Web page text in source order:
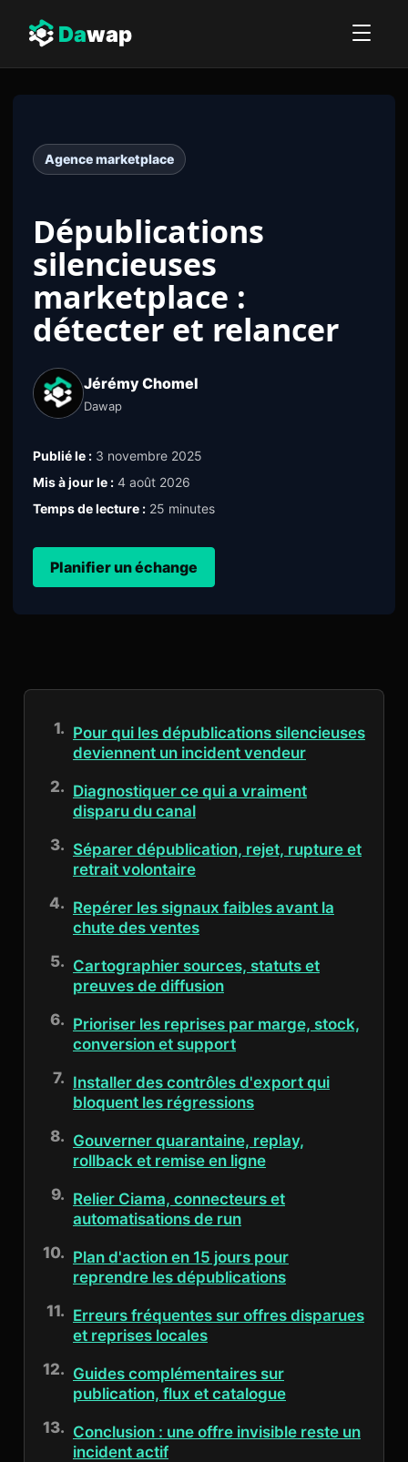
Dawap
Agence marketplace
Dépublications
silencieuses
marketplace :
détecter et relancer
Jérémy Chomel
Dawap
Publié le : 3 novembre 2025
Mis à jour le : 4 août 2026
Temps de lecture : 25 minutes
Planifier un échange
Pour qui les dépublications silencieuses
deviennent un incident vendeur
Diagnostiquer ce qui a vraiment
disparu du canal
Séparer dépublication, rejet, rupture et
retrait volontaire
Repérer les signaux faibles avant la
chute des ventes
Cartographier sources, statuts et
preuves de diffusion
Prioriser les reprises par marge, stock,
conversion et support
Installer des contrôles d'export qui
bloquent les régressions
Gouverner quarantaine, replay,
rollback et remise en ligne
Relier Ciama, connecteurs et
automatisations de run
Plan d'action en 15 jours pour
reprendre les dépublications
Erreurs fréquentes sur offres disparues
et reprises locales
Guides complémentaires sur
publication, flux et catalogue
Conclusion : une offre invisible reste un
incident actif